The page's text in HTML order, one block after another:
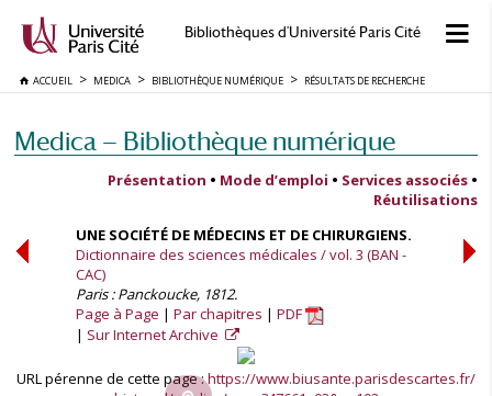
Bibliothèques d'Université Paris Cité
ACCUEIL MEDICA BIBLIOTHÈQUE NUMÉRIQUE RÉSULTATS DE RECHERCHE
Medica — Bibliothèque numérique
Présentation • Mode d’emploi • Services associés •
Réutilisations
UNE SOCIÉTÉ DE MÉDECINS ET DE CHIRURGIENS.
Dictionnaire des sciences médicales / vol. 3 (BAN -
CAC)
Paris : Panckoucke, 1812.
Page à Page
Par chapitres
PDF
Sur Internet Archive
URL pérenne de cette page :https://www.biusante.parisdescartes.fr/